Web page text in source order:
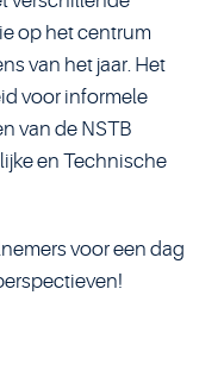
op het centrum
van het jaar. Het
voor informele
van de NSTB
en Technische
voor een dag